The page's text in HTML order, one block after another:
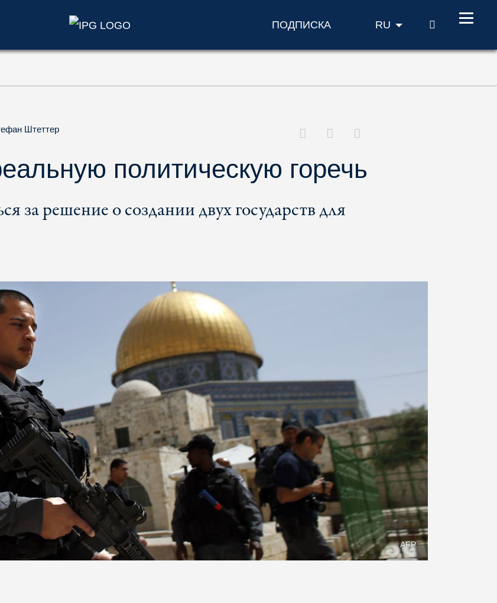
ПОДПИСКА RU ПОИСК
Штеттер
политическую горечь
за решение о создании двух государств для
AFP